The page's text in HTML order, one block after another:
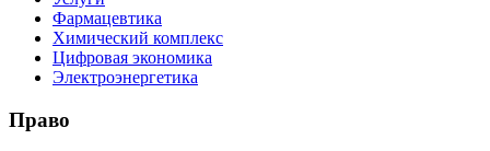
Фармацевтика
Химический комплекс
Цифровая экономика
Электроэнергетика
Право